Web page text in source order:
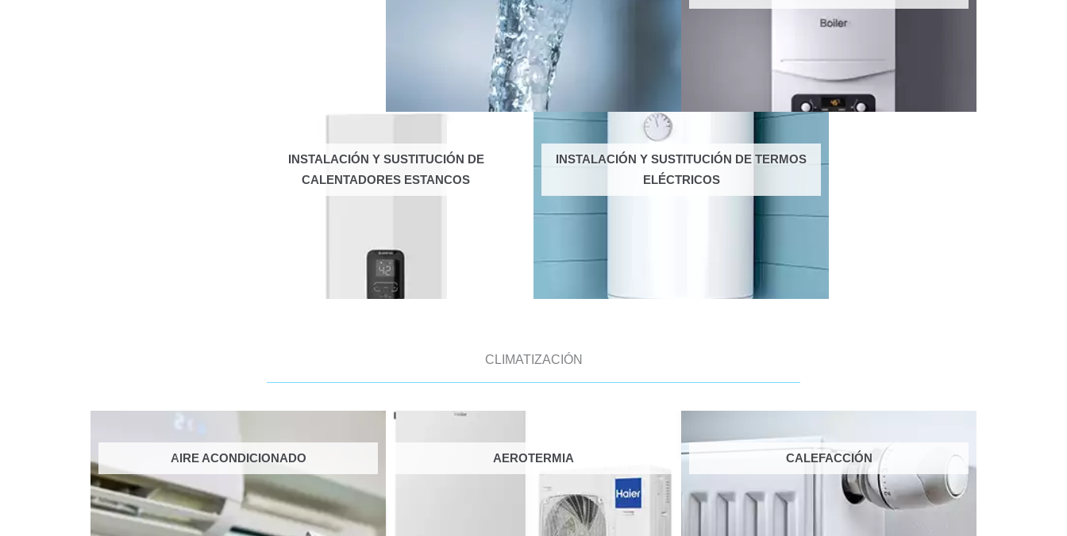
INSTALACIÓN Y SUSTITUCIÓN DE
CALENTADORES ESTANCOS
INSTALACIÓN Y SUSTITUCIÓN DE TERMOS
ELÉCTRICOS
CLIMATIZACIÓN
AIRE ACONDICIONADO AEROTERMIA CALEFACCIÓN